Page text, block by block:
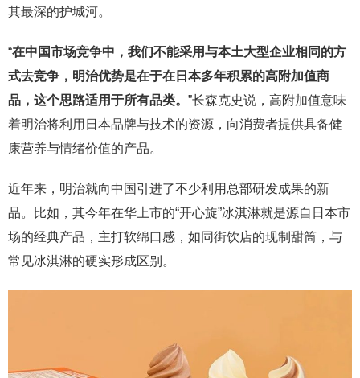
其最深的护城河。
“在中国市场竞争中，我们不能采用与本土大型企业相同的方
式去竞争，明治优势是在于在日本多年积累的高附加值商
品，这个思路适用于所有品类。 ”长森克史说，高附加值意味
着明治将利用日本品牌与技术的资源，向消费者提供具备健
康营养与情绪价值的产品。
近年来，明治就向中国引进了不少利用总部研发成果的新
品。比如，其今年在华上市的“开心旋”冰淇淋就是源自日本市
场的经典产品，主打软绵口感，如同街饮店的现制甜筒，与
常见冰淇淋的硬实形成区别。